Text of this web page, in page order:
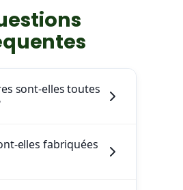
sont-elles toutes
elles fabriquées